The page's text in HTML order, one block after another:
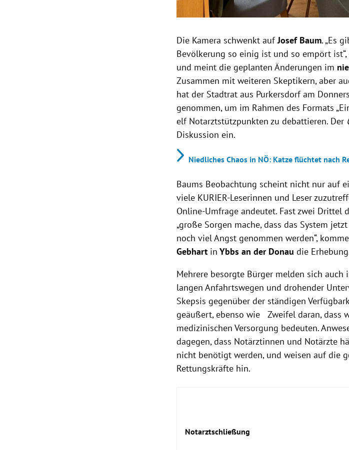
Die Kamera schwenkt aufJosef Baum. „Es
Bevölkerung so einig ist und so empört
und meint die geplanten Änderungen im
Zusammen mit weiteren Skeptikern, aber
hat der Stadtrat aus Purkersdorf am
genommen, um im Rahmen des Formats
elf Notarztstützpunkten zu debattieren. Der
Diskussion ein.
Niedliches Chaos in NÖ: Katze flüchtet nach
Baums Beobachtung scheint nicht nur auf
viele KURIER-Leserinnen und Leser
Online-Umfrage andeutet. Fast zwei Drittel
„große Sorgen mache, dass das System
noch viel Angst genommen werden“,
Gebhart in Ybbs an der Donau die
Mehrere besorgte Bürger melden sich auch
langen Anfahrtswegen und drohender
Skepsis gegenüber der ständigen
geäußert, ebenso wie Zweifel daran, dass
medizinischen Versorgung bedeuten.
dagegen, dass Notärztinnen und Notärzte
nicht benötigt werden, und weisen auf die
Rettungskräfte hin.
Notarztschließung